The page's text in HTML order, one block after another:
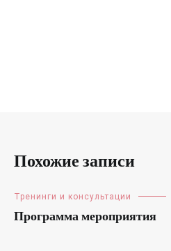
Похожие записи
Тренинги и консультации
Программа мероприятия